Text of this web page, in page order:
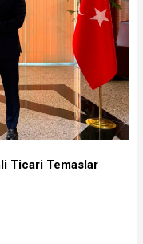
Ticari Temaslar